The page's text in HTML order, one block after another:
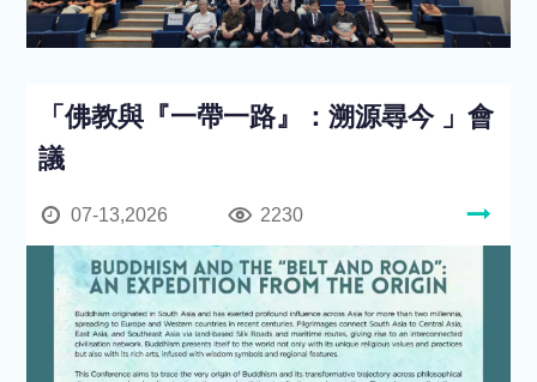
「佛教與『一帶一路』：溯源尋今 」會
議
07-13,2026 2230